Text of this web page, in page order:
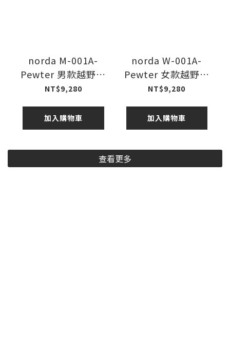
norda M-001A-
Pewter 男款越野跑
鞋 26FW
NT$9,280
加入購物車
norda W-001A-
Pewter 女款越野跑
鞋 26FW
NT$9,280
加入購物車
查看更多